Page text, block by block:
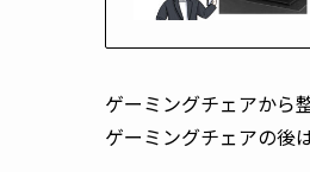
ゲーミングチェアから
ゲーミングチェアの後